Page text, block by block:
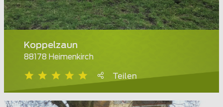
Koppelzaun
88178 Heimenkirch
Teilen